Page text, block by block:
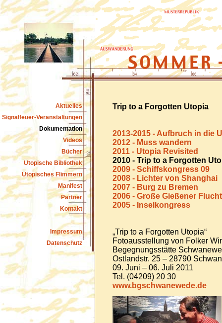
Aktuelles
Signalfeuer-Veranstaltungen
Dokumentation
Videos
Bücher
Utopische Bibliothek
Utopisches Flimmern
Manifest
Partner
Kontakt
Impressum
Datenschutz
Trip to a Forgotten Utopia
2013-2015 - Aufbruch in die
2012 - Muss wandern
2011 - Utopia Revisited
2010 - Trip to a Forgotten
2009 - Schiffskongress 09
2008 - Lichter von Shanghai
2007 - Burg zu Bremen
2006 - Große Gießener Flucht
2005 - Inselkongress
„Trip to a Forgotten Utopia“
Fotoausstellung von Folker
Begegnungsstätte
Ostlandstr. 25 – 28790
09. Juni – 06. Juli 2011
Tel. (04209) 20 30
www.bgschwanewede.de